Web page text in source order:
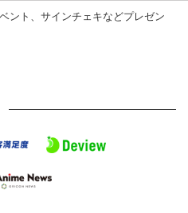
ント、サインチェキなどプレゼン